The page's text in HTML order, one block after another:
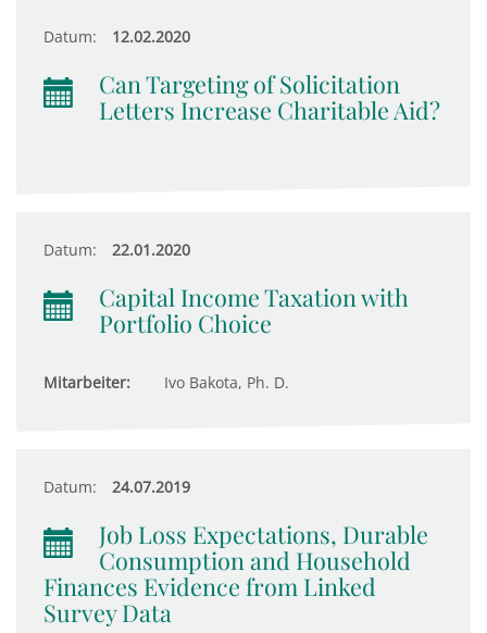
Datum: 12.02.2020
Can Targeting of Solicitation
Letters Increase Charitable Aid?
Datum: 22.01.2020
Capital Income Taxation with
Portfolio Choice
Mitarbeiter: Ivo Bakota, Ph. D.
Datum: 24.07.2019
Job Loss Expectations, Durable
Consumption and Household
Finances Evidence from Linked
Survey Data